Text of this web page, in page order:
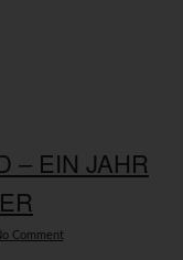
– EIN JAHR
Comment